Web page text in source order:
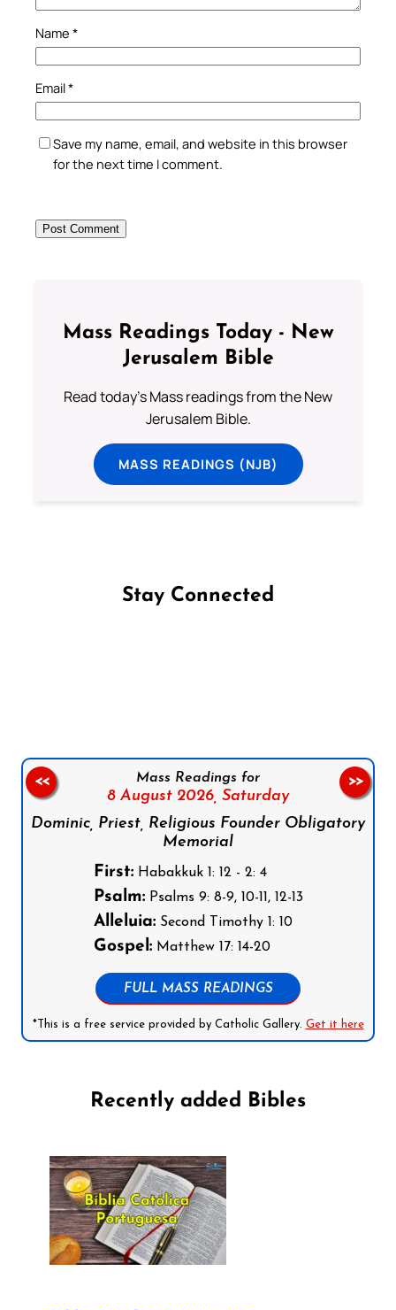
Name *
Email*
Save my name, email, and website in this browser
for the next time I comment.
Mass Readings Today - New
Jerusalem Bible
Read today's Mass readings from the New
Jerusalem Bible.
MASS READINGS (NJB)
Stay Connected
Mass Readings for
8 August 2026, Saturday
Dominic, Priest, Religious Founder Obligatory
Memorial
First:Habakkuk 1: 12 - 2: 4
Psalm:Psalms 9: 8-9, 10-11, 12-13
Alleluia:Second Timothy 1: 10
Gospel:Matthew 17: 14-20
FULL MASS READINGS
*This is a free service provided by Catholic Gallery. Get it here
<< >>
Recently added Bibles